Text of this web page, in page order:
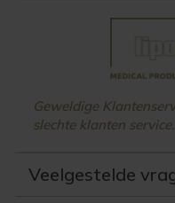
Geweldige
slechte klanten service.
Veelgestelde